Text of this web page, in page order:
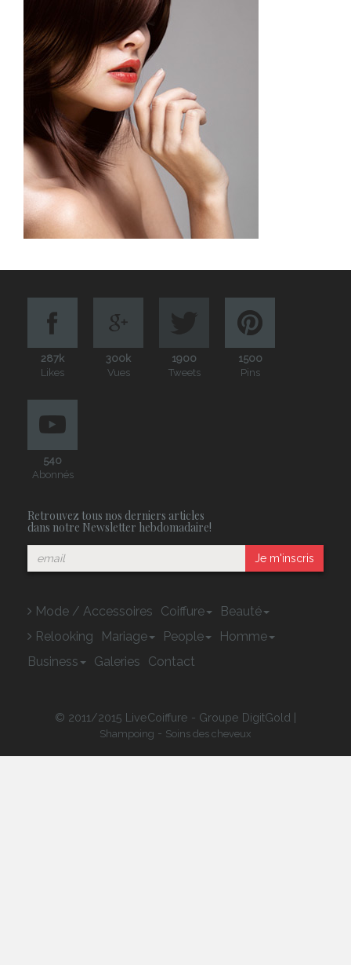
287k
Likes
300k
Vues
1900
Tweets
1500
Pins
540
Abonnés
Retrouvez tous nos derniers articles
dans notre Newsletter hebdomadaire!
Je m'inscris
Mode / Accessoires Coiffure
Beauté
Relooking
Mariage People
Homme
Business
Galeries Contact
© 2011/2015 LiveCoiffure - Groupe DigitGold |
Shampoing - Soins des cheveux